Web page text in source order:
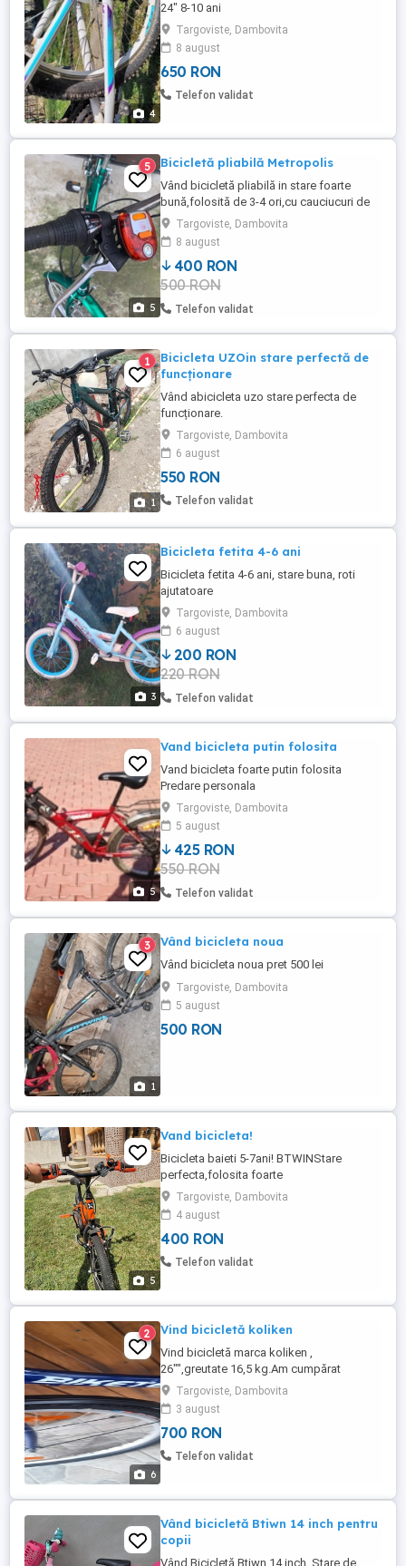
4
24" 8-10 ani
Targoviste, Dambovita
8 august
650 RON
Telefon validat
5
5 Bicicletă pliabilă Metropolis
Vând bicicletă pliabilă in stare foarte
bună,folosită de 3-4 ori,cu cauciucuri de
20 1,75,echipată Shimano și schimbător
de 6 viteze.Husa originală.
Targoviste, Dambovita
8 august
400 RON
500 RON
Telefon validat
1
1
Bicicleta UZOin stare perfectă de
funcționare
Vând abicicleta uzo stare perfecta de
funcționare.
Targoviste, Dambovita
6 august
550 RON
Telefon validat
3
Bicicleta fetita 4-6 ani
Bicicleta fetita 4-6 ani, stare buna, roti
ajutatoare
Targoviste, Dambovita
6 august
200 RON
220 RON
Telefon validat
5
Vand bicicleta putin folosita
Vand bicicleta foarte putin folosita
Predare personala
Targoviste, Dambovita
5 august
425 RON
550 RON
Telefon validat
1
3 Vând bicicleta noua
Vând bicicleta noua pret 500 lei
Targoviste, Dambovita
5 august
500 RON
5
Vand bicicleta!
Bicicleta baieti 5-7ani! BTWINStare
perfecta,folosita foarte
puțin!Achizitionata de la decatlonSe
poate monta si roti ajutatoare(se oferă
gratis)
Targoviste, Dambovita
4 august
400 RON
Telefon validat
6
2 Vind bicicletă koliken
Vind bicicletă marca koliken ,
26"",greutate 16,5 kg.Am cumpărat
bicicletă asta vară, este nefolosita , am
cartea și factura .
Targoviste, Dambovita
3 august
700 RON
Telefon validat
Vând bicicletă Btiwn 14 inch pentru
copii
Vând Bicicletă Btiwn 14 inch. Stare de